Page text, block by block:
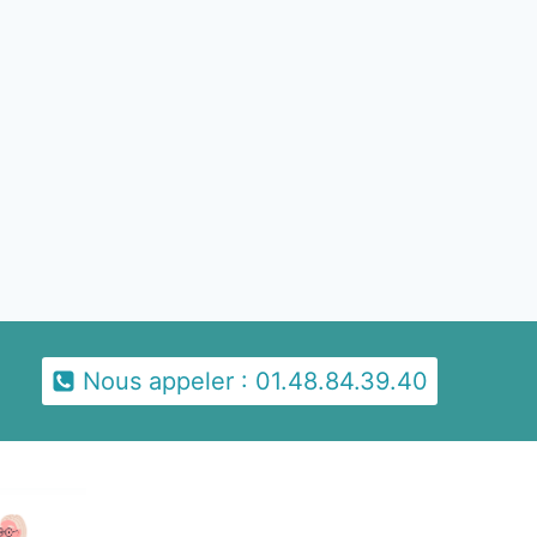
Nous appeler : 01.48.84.39.40